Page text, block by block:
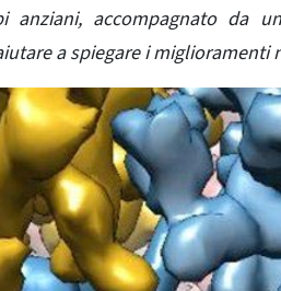
anziani, accompagnato da
a spiegare i miglioramenti